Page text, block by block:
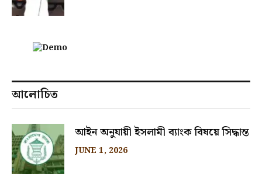
আলোচিত
আইন অনুযায়ী ইসলামী ব্যাংক বিষয়ে সিদ্ধান্ত
JUNE 1, 2026